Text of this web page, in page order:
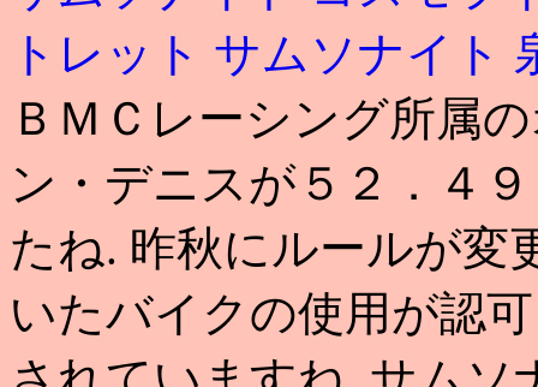
トレット サムソナイト
ＢＭＣレーシング所属
ン・デニスが５２．４
たね. 昨秋にルールが変
いたバイクの使用が認